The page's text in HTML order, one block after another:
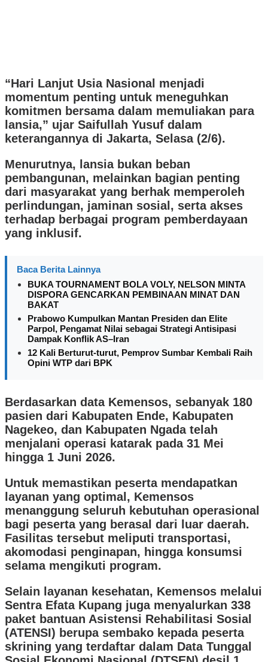
“Hari Lanjut Usia Nasional menjadi
momentum penting untuk meneguhkan
komitmen bersama dalam memuliakan para
lansia,” ujar Saifullah Yusuf dalam
keterangannya di Jakarta, Selasa (2/6).
Menurutnya, lansia bukan beban
pembangunan, melainkan bagian penting
dari masyarakat yang berhak memperoleh
perlindungan, jaminan sosial, serta akses
terhadap berbagai program pemberdayaan
yang inklusif.
Baca Berita Lainnya
BUKA TOURNAMENT BOLA VOLY, NELSON MINTA
DISPORA GENCARKAN PEMBINAAN MINAT DAN
BAKAT
Prabowo Kumpulkan Mantan Presiden dan Elite
Parpol, Pengamat Nilai sebagai Strategi Antisipasi
Dampak Konflik AS–Iran
12 Kali Berturut-turut, Pemprov Sumbar Kembali Raih
Opini WTP dari BPK
Berdasarkan data Kemensos, sebanyak 180
pasien dari Kabupaten Ende, Kabupaten
Nagekeo, dan Kabupaten Ngada telah
menjalani operasi katarak pada 31 Mei
hingga 1 Juni 2026.
Untuk memastikan peserta mendapatkan
layanan yang optimal, Kemensos
menanggung seluruh kebutuhan operasional
bagi peserta yang berasal dari luar daerah.
Fasilitas tersebut meliputi transportasi,
akomodasi penginapan, hingga konsumsi
selama mengikuti program.
Selain layanan kesehatan, Kemensos melalui
Sentra Efata Kupang juga menyalurkan 338
paket bantuan Asistensi Rehabilitasi Sosial
(ATENSI) berupa sembako kepada peserta
skrining yang terdaftar dalam Data Tunggal